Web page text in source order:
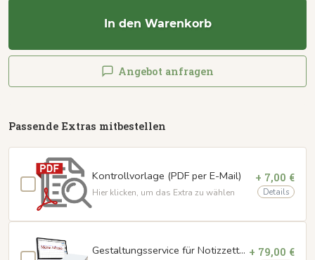
In den Warenkorb
Angebot anfragen
Passende Extras mitbestellen
Kontrollvorlage (PDF per E-Mail)
Hier klicken, um das Extra zu wählen
+ 7,00 €
Details
Gestaltungsservice für Notizzettelklotz 4 Seiten + 79,00 €